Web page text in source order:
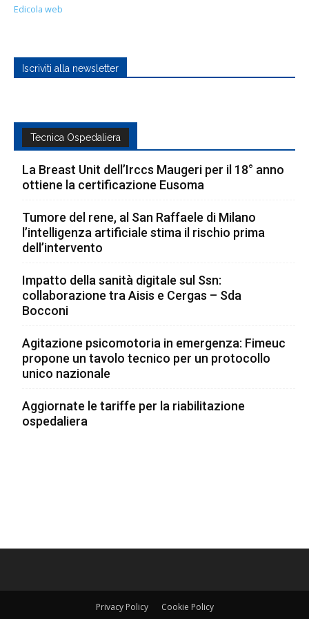
eparina ed elettroliti. Parametri vitali e metabolici
ematologici) sono stati monitorati durante la
perfusione. Gli organi hanno mantenuto la
della malattia, e il modello si presta per studiare
interventi terapeutici in un ambiente ‘fisiologico’
simile a quello del corpo umano.
rappresentata da modelli animali o sistemi
cellulari che non ricostruiscono la complessità
questa lacuna, consentendo di valutare con
maggiore precisione l’efficacia e la sicurezza
delle terapie prima della sperimentazione
“Grazie a questo approccio possiamo
Edicola web
Iscriviti alla newsletter
Tecnica Ospedaliera
La Breast Unit dell’Irccs Maugeri per il 18° anno
ottiene la certificazione Eusoma
Tumore del rene, al San Raffaele di Milano
l’intelligenza artificiale stima il rischio prima
dell’intervento
Impatto della sanità digitale sul Ssn:
collaborazione tra Aisis e Cergas – Sda
Bocconi
Agitazione psicomotoria in emergenza: Fimeuc
propone un tavolo tecnico per un protocollo
unico nazionale
Aggiornate le tariffe per la riabilitazione
ospedaliera
Privacy Policy Cookie Policy